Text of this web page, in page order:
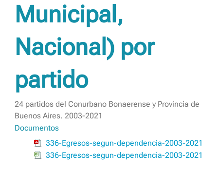
Municipal,
Nacional) por
partido
24 partidos del Conurbano Bonaerense y Provincia de
Buenos Aires. 2003-2021
Documentos
336-Egresos-segun-dependencia-2003-2021
336-Egresos-segun-dependencia-2003-2021